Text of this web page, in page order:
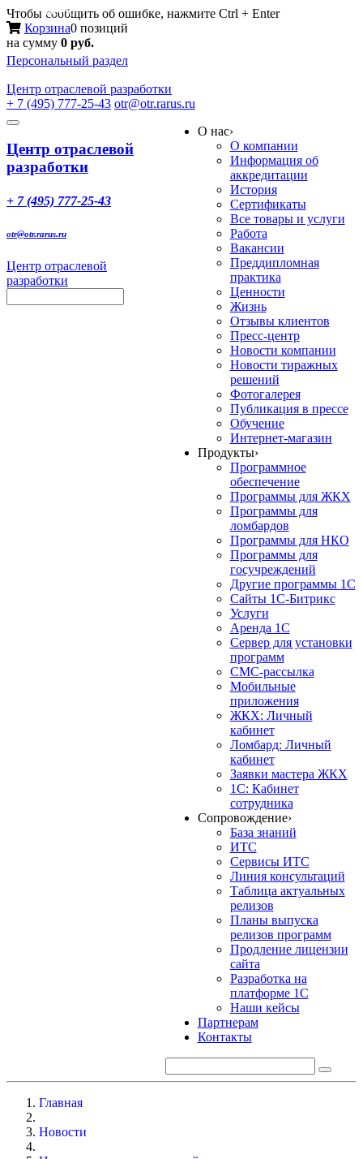
Чтобы сообщить об ошибке, нажмите Ctrl + Enter
Корзина0 позиций
на сумму 0 руб.
Персональный раздел
Центр отраслевой разработки
+ 7 (495) 777-25-43 otr@otr.rarus.ru
Toggle
Меню
Центр отраслевой
разработки
+ 7 (495) 777-25-43
otr@otr.rarus.ru
Центр отраслевой
разработки
О нас›
О компании
Информация об
аккредитации
История
Сертификаты
Все товары и услуги
Работа
Вакансии
Преддипломная
практика
Ценности
Жизнь
Отзывы клиентов
Пресс-центр
Новости компании
Новости тиражных
решений
Фотогалерея
Публикация в прессе
Обучение
Интернет-магазин
Продукты›
Программное
обеспечение
Программы для ЖКХ
Программы для
ломбардов
Программы для НКО
Программы для
госучреждений
Другие программы 1С
Сайты 1С-Битрикс
Услуги
Аренда 1С
Сервер для установки
программ
СМС-рассылка
Мобильные
приложения
ЖКХ: Личный
кабинет
Ломбард: Личный
кабинет
Заявки мастера ЖКХ
1С: Кабинет
сотрудника
Сопровождение›
База знаний
ИТС
Сервисы ИТС
Линия консультаций
Таблица актуальных
релизов
Планы выпуска
релизов программ
Продление лицензии
сайта
Разработка на
платформе 1С
Наши кейсы
Партнерам
Контакты
Главная
Новости